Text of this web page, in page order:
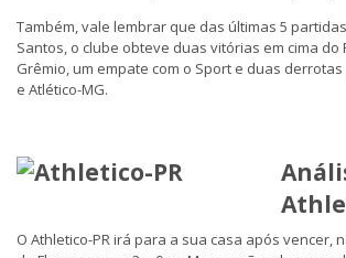
Também, vale lembrar que das últimas 5
Santos, o clube obteve duas vitórias em cima do
Grêmio, um empate com o Sport e duas
e Atlético-MG.
O Athletico-PR irá para a sua casa após vencer,